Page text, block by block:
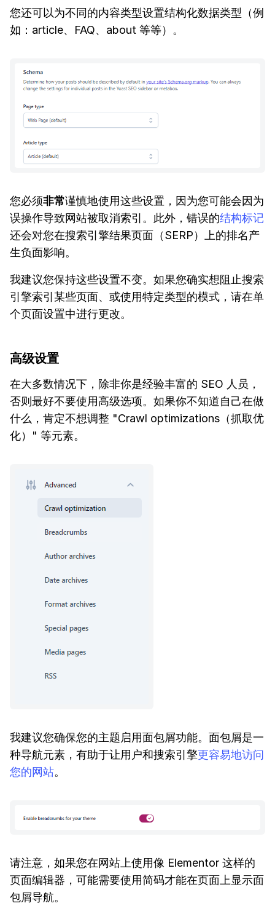
您还可以为不同的内容类型设置结构化数据类型（例
如：article、FAQ、about 等等）。
您必须非常谨慎地使用这些设置，因为您可能会因为
误操作导致网站被取消索引。此外，错误的结构标记
还会对您在搜索引擎结果页面（SERP）上的排名产
生负面影响。
我建议您保持这些设置不变。如果您确实想阻止搜索
引擎索引某些页面、或使用特定类型的模式，请在单
个页面设置中进行更改。
高级设置
在大多数情况下，除非你是经验丰富的 SEO 人员，
否则最好不要使用高级选项。如果你不知道自己在做
什么，肯定不想调整 "Crawl optimizations（抓取优
化）" 等元素。
我建议您确保您的主题启用面包屑功能。面包屑是一
种导航元素，有助于让用户和搜索引擎更容易地访问
您的网站。
请注意，如果您在网站上使用像 Elementor 这样的
页面编辑器，可能需要使用简码才能在页面上显示面
包屑导航。